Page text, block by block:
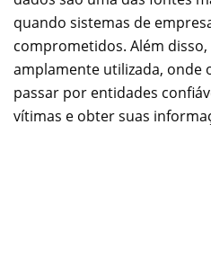
quando sistemas de
comprometidos. Além
amplamente utilizada, onde
passar por entidades
vítimas e obter suas